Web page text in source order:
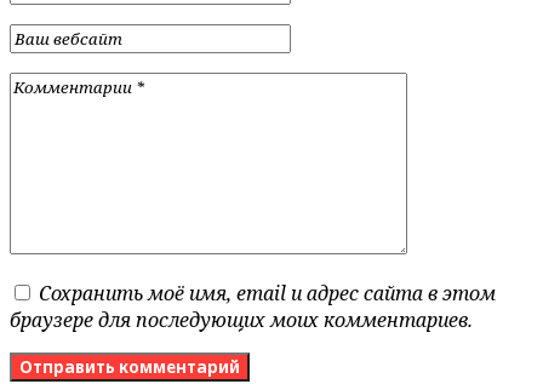
Сохранить моё имя, email и адрес сайта в этом
браузере для последующих моих комментариев.